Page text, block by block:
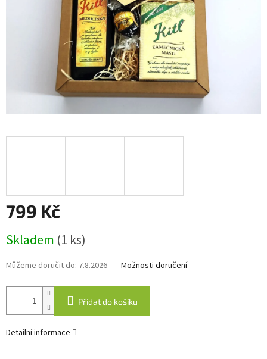
799 Kč
cena:
Skladem (1 ks)
Můžeme doručit do: 7.8.2026 Možnosti doručení
Přidat do košíku
Detailní informace